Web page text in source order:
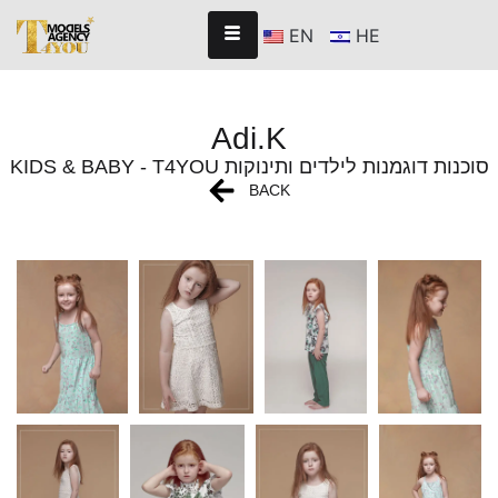
EN HE
Adi.K
KIDS & BABY - T4YOU סוכנות דוגמנות לילדים ותינוקות
BACK